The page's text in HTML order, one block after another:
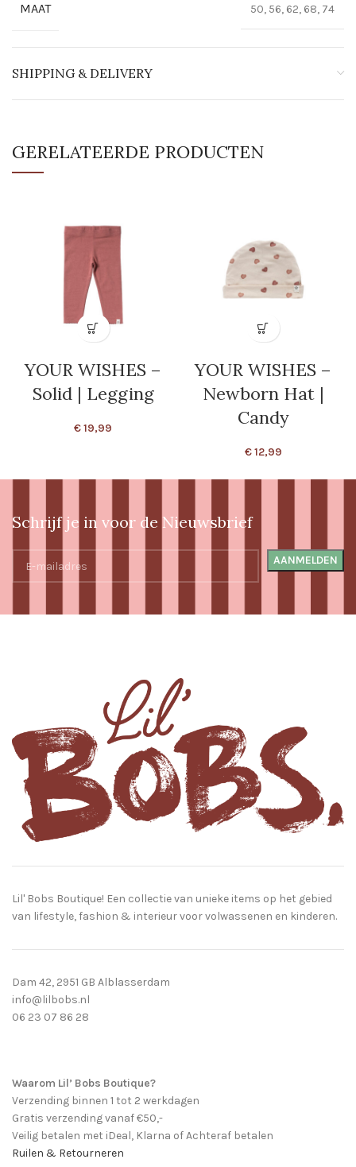
MAAT 50, 56, 62, 68, 74
SHIPPING & DELIVERY
GERELATEERDE PRODUCTEN
YOUR WISHES –
Solid | Legging
€19,99
YOUR WISHES –
Newborn Hat |
Candy
€12,99
Schrijf je in voor de Nieuwsbrief
Lil' Bobs Boutique! Een collectie van unieke items op het gebied
van lifestyle, fashion & interieur voor volwassenen en kinderen.
Dam 42, 2951 GB Alblasserdam
info@lilbobs.nl
06 23 07 86 28
Waarom Lil’ Bobs Boutique?
Verzending binnen 1 tot 2 werkdagen
Gratis verzending vanaf €50,-
Veilig betalen met iDeal, Klarna of Achteraf betalen
Ruilen & Retourneren